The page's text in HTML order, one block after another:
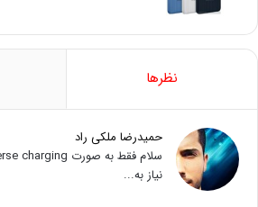
نظرها
حمیدرضا ملکی راد
نیاز به...